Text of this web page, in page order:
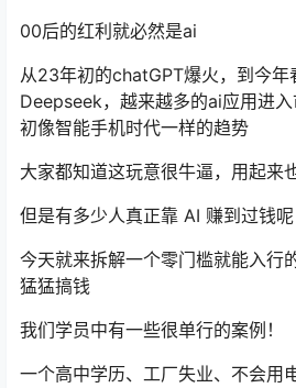
00后的红利就必然是ai
从23年初的chatGPT爆火，到今年
Deepseek，越来越多的ai应用进
初像智能手机时代一样的趋势
大家都知道这玩意很牛逼，用起来
但是有多少人真正靠 AI 赚到过钱呢
今天就来拆解一个零门槛就能入行
猛猛搞钱
我们学员中有一些很单行的案例！
一个高中学历、工厂失业、不会用